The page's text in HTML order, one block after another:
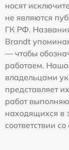
носят
не являются
ГК РФ.
Brandt
— чтобы
работаем.
владельцами
представляет
работ
находящихся в
соответствии